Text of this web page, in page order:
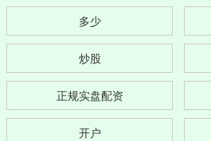
多少
炒股
正规实盘配资
开户